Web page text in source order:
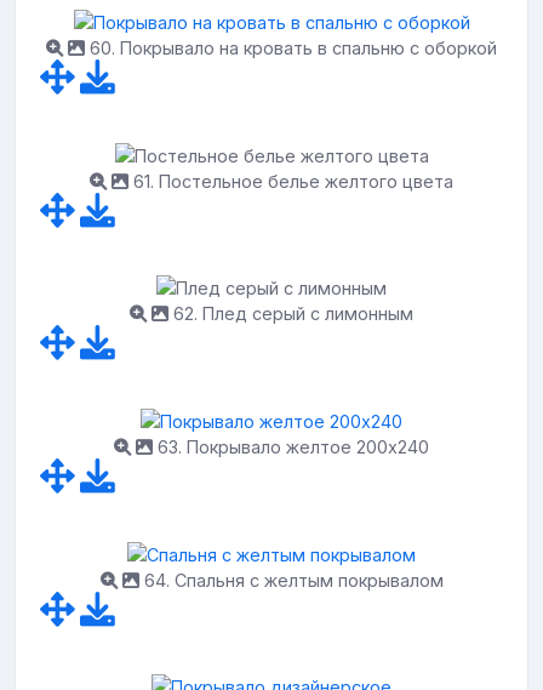
60. Покрывало на кровать в спальню с оборкой
61. Постельное белье желтого цвета
62. Плед серый с лимонным
63. Покрывало желтое 200х240
64. Спальня с желтым покрывалом